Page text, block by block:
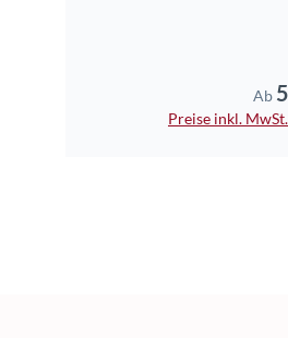
Ab
Preise inkl.